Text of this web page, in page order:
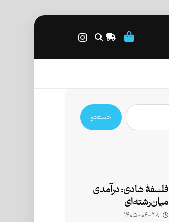
جستجو
فلسفۀ شادی: درآمدی
میان‌رشته‌ای
۱۴۰۵-۰۴-۲۸